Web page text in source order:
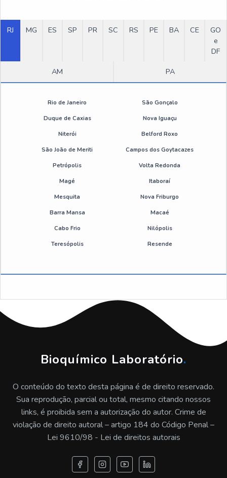
Fabricante de desengraxante industrial
Desengraxantes para máquinas
Desengraxante alcalino ecológico
Desengraxante alcalino biodegradável
Desengraxante alcalino para equipamentos têxteis
Desengraxante alcalino para engrenagens
Desengraxante alcalino 20l
Desengraxante alcalino cáustico
Desengraxante atóxico
Antirrespingo de solda liquido concentrado
Empresa de antirrespingo de solda
Fabricante de antirrespingo de solda
Onde encontrar antirrespingo de solda
RJ MG ES SP PR SC RS PE BA CE
GO
e
DF
AM
PA
Rio de Janeiro São Gonçalo
Duque de Caxias Nova Iguaçu
Niterói Belford Roxo
São João de Meriti Campos dos Goytacazes
Petrópolis Volta Redonda
Magé Itaboraí
Mesquita Nova Friburgo
Barra Mansa Macaé
Cabo Frio Nilópolis
Teresópolis Resende
Bioquímico Laboratório.
O conteúdo do texto desta página é de direito reservado.
Sua reprodução, parcial ou total, mesmo citando nossos
links, é proibida sem a autorização do autor. Crime de
violação de direito autoral – artigo 184 do Código Penal –
Lei 9610/98 - Lei de direitos autorais